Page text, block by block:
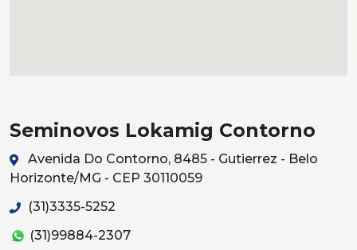
Seminovos Lokamig Contorno
Avenida Do Contorno, 8485 - Gutierrez - Belo
Horizonte/MG - CEP 30110059
(31)3335-5252
(31)99884-2307